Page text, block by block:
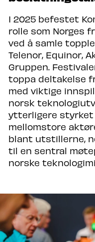
I 2025 befestet
rolle som Norges
ved å samle
Telenor, Equinor,
Gruppen.
toppa deltakelse
med viktige
norsk
ytterligere styrket
mellomstore
blant utstillerne,
til en sentral
norske